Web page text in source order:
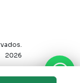
2026